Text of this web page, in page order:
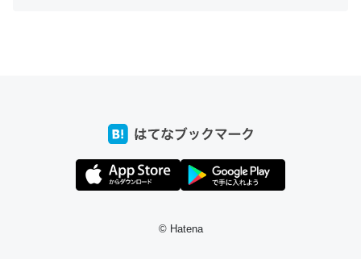
私も3年前ぐらいに祖母の家に設置した。ポケットWifiみ
たいなのでネット環境作ったけどAlexaしか使わないので
https://toyoshi.hatenablog.com/entry/2019/05/15/1805
© Hatena